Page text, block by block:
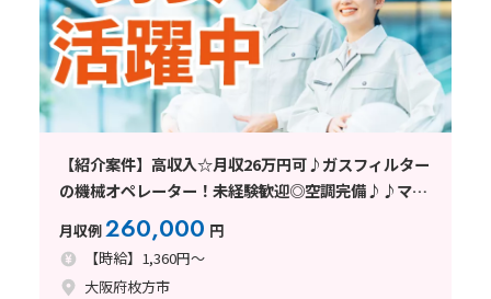
【紹介案件】高収入☆月収26万円可♪ガスフィルター
の機械オペレーター！未経験歓迎◎空調完備♪♪マイ
カー通勤OK【男女活躍中】
月収例260,000 円
【時給】1,360円～
大阪府枚方市